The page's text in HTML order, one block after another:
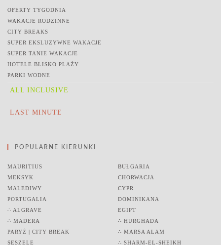
OFERTY TYGODNIA
WAKACJE RODZINNE
CITY BREAKS
SUPER EKSLUZYWNE WAKACJE
SUPER TANIE WAKACJE
HOTELE BLISKO PLAŻY
PARKI WODNE
ALL INCLUSIVE
LAST MINUTE
POPULARNE KIERUNKI
MAURITIUS
MEKSYK
MALEDIWY
PORTUGALIA
∴ ALGRAVE
∴ MADERA
PARYŻ | CITY BREAK
SESZELE
BUŁGARIA
CHORWACJA
CYPR
DOMINIKANA
EGIPT
∴ HURGHADA
∴ MARSA ALAM
∴ SHARM-EL-SHEIKH